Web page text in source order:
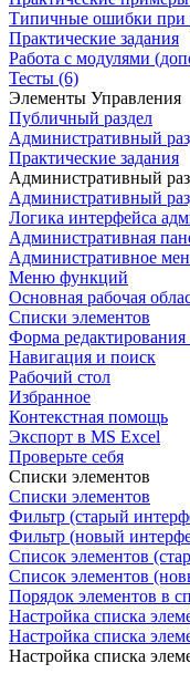
Типичные ошибки при
Практические задания
Работа с модулями
Тесты (6)
Элементы Управления
Публичный раздел
Административный
Практические задания
Административный
Административный
Логика интерфейса
Административная
Административное
Меню функций
Основная рабочая
Списки элементов
Форма редактирования
Навигация и поиск
Рабочий стол
Избранное
Контекстная помощь
Экспорт в MS Excel
Проверьте себя
Списки элементов
Списки элементов
Фильтр (старый
Фильтр (новый
Список элементов
Список элементов
Порядок элементов в
Настройка списка
Настройка списка
Настройка списка